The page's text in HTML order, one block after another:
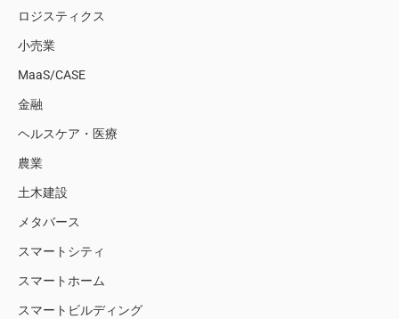
ロジスティクス
小売業
MaaS/CASE
金融
ヘルスケア・医療
農業
土木建設
メタバース
スマートシティ
スマートホーム
スマートビルディング